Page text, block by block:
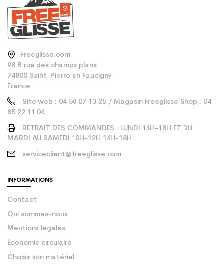
Freeglisse.com
98 B rue des champs plans
74800 Saint-Pierre en Faucigny
France
Site web : 04 50 07 13 25 / Magasin Freeglisse Shop : 04
85 22 11 04
RETRAIT DES COMMANDES : LUNDI 14H-18H ET DU
MARDI AU SAMEDI 10H-12H 14H-18H
serviceclient@freeglisse.com
INFORMATIONS
Contact
Qui sommes-nous
Mentions légales
Économie circulaire
Choisir son matériel